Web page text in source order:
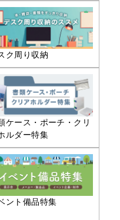
ク周り収納
ケース・ポーチ・クリ
ルダー特集
ント備品特集